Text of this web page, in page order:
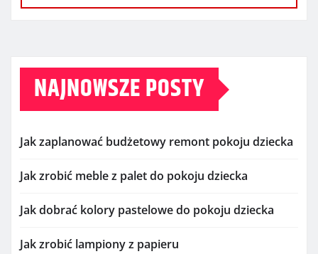
NAJNOWSZE POSTY
Jak zaplanować budżetowy remont pokoju dziecka
Jak zrobić meble z palet do pokoju dziecka
Jak dobrać kolory pastelowe do pokoju dziecka
Jak zrobić lampiony z papieru